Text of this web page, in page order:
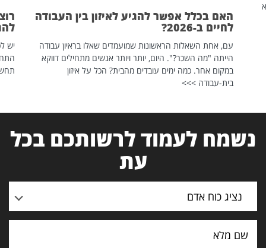
האם בכלל אפשר להגיע לאיזון בין העבודה
לחיים ב-2026?
עם, אחת השאלות הראשונות שמועמדים שאלו בראיון עבודה
הייתה "מה השכר?". היום, יותר ויותר אנשים מתחילים דווקא
במקום אחר. כמה ימים עובדים מהבית? הכל על איזון
בית-עבודה >>>
יש
נשמח לעמוד לרשותכם בכל
עת
נציג כוח אדם